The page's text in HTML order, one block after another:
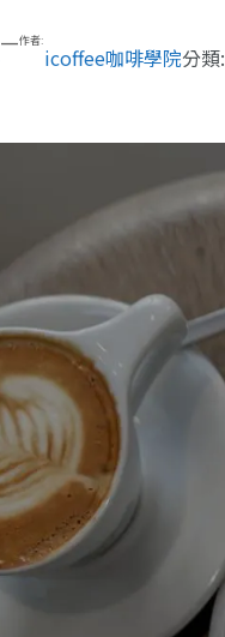
—作者:
icoffee咖啡學院分類: